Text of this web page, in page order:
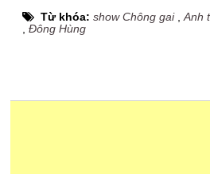
Từ khóa:show Chông gai,Anh
,Đông Hùng